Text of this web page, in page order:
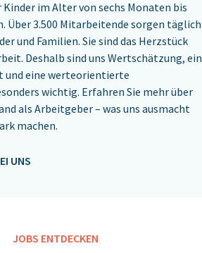
im Alter von sechs Monaten bis
Über 3.500 Mitarbeitende sorgen täglich
und Familien. Sie sind das Herzstück
Deshalb sind uns Wertschätzung,
und eine werteorientierte
wichtig. Erfahren Sie mehr über
als Arbeitgeber – was uns ausmacht
machen.
UNS
JOBS ENTDECKEN